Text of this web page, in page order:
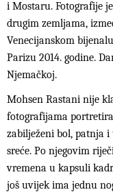
i Mostaru. Fotografije
drugim zemljama,
Venecijanskom
Parizu 2014. godine.
Njemačkoj.
Mohsen Rastani nije
fotografijama
zabilježeni bol, patnja
sreće. Po njegovim
vremena u kapsuli
još uvijek ima jednu